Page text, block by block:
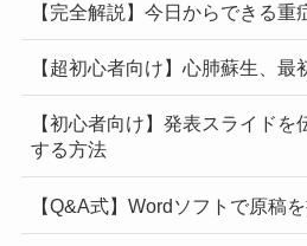
【完全解説】今日からできる重
【超初心者向け】心肺蘇生、最
【初心者向け】発表スライド
する方法
【Q&A式】Wordソフトで原稿